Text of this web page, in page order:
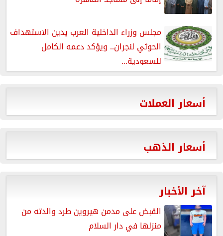
مجلس وزراء الداخلية العرب يدين الاستهداف
الحوثي لنجران.. ويؤكد دعمه الكامل
للسعودية...
أسعار العملات
أسعار الذهب
آخر الأخبار
القبض على مدمن هيروين طرد والدته من
منزلها في دار السلام